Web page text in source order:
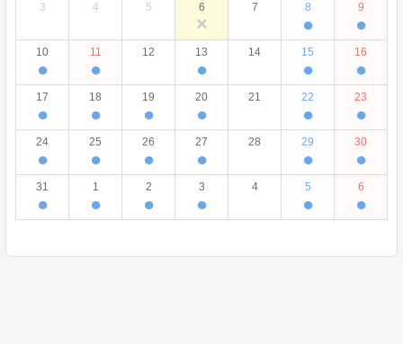
3
4 5 6
×
7 8
●
9
●
10
●
11
●
12 13
●
14 15
●
16
●
17
●
18
●
19
●
20
●
21 22
●
23
●
24
●
25
●
26
●
27
●
28 29
●
30
●
31
●
1
●
2
●
3
●
4 5
●
6
●